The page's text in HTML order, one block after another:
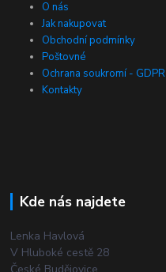
O nás
Jak nakupovat
Obchodní podmínky
Poštovné
Ochrana soukromí - GDPR
Kontakty
Kde nás najdete
Lenka Havlová
V Hluboké cestě 28
České Budějovice